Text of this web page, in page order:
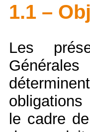
1.1 –
Les
le cadre